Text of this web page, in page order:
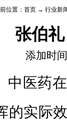
位置： 首页 → 行业新
张伯
添加时
中医药
的实际